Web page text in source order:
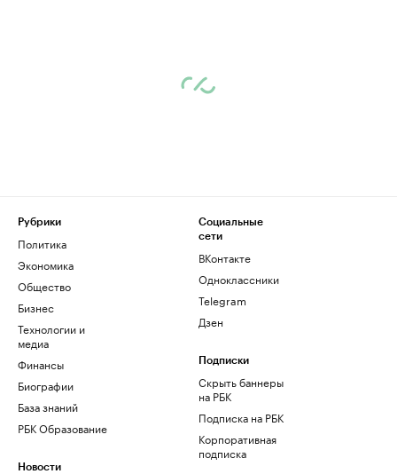
Рубрики
Политика
Экономика
Общество
Бизнес
Технологии и
медиа
Финансы
Биографии
База знаний
РБК Образование
Новости
Социальные
сети
ВКонтакте
Одноклассники
Telegram
Дзен
Подписки
Скрыть баннеры
на РБК
Подписка на РБК
Корпоративная
подписка